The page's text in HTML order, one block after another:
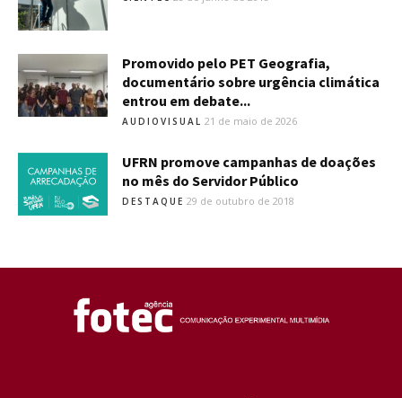
Promovido pelo PET Geografia,
documentário sobre urgência climática
entrou em debate...
AUDIOVISUAL 21 de maio de 2026
UFRN promove campanhas de doações
no mês do Servidor Público
DESTAQUE 29 de outubro de 2018